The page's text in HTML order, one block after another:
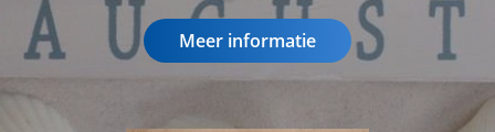
Meer informatie